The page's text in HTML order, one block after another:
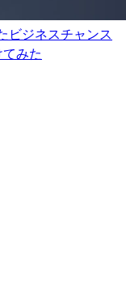
ビジネスチャンス
みた